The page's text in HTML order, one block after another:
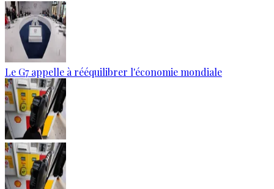
Le G7 appelle à rééquilibrer l'économie mondiale